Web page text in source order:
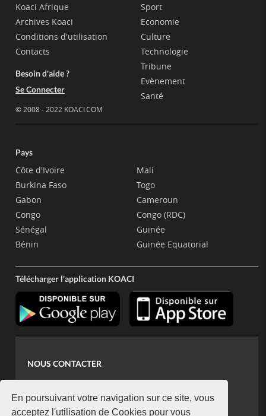
En poursuivant votre navigation sur ce site, vous
acceptez l'utilisation de Cookies pour vous
Koaci Afrique
Archives Koaci
Conditions d'utilisation
Contacts
Besoin d'aide ?
Se Connecter
© 2008 - 2022 KOACI.COM
Sport
Economie
Culture
Technologie
Tribune
Evènement
Santé
Pays
Côte d'Ivoire
Burkina Faso
Gabon
Congo
Sénégal
Bénin
Mali
Togo
Cameroun
Congo (RDC)
Guinée
Guinée Equatorial
Télécharger l'application KOACI
NOUS CONTACTER
koaci@yahoo.fr